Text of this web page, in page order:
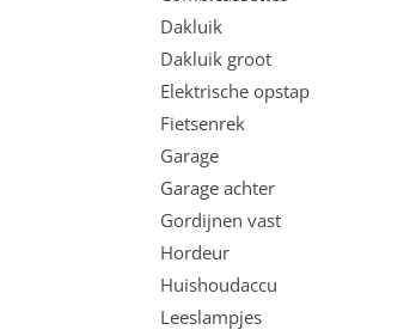
Dakluik
Dakluik groot
Elektrische opstap
Fietsenrek
Garage
Garage achter
Gordijnen vast
Hordeur
Huishoudaccu
Leeslampjes